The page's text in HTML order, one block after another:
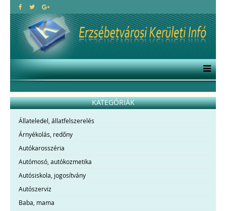
KATEGÓRIÁK
Állateledel, állatfelszerelés
Árnyékolás, redőny
Autókarosszéria
Autómosó, autókozmetika
Autósiskola, jogosítvány
Autószerviz
Baba, mama